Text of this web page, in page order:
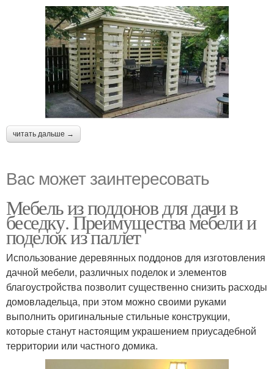
читать дальше →
Вас может заинтересовать
Мебель из поддонов для дачи в
беседку. Преимущества мебели и
поделок из паллет
Использование деревянных поддонов для изготовления
дачной мебели, различных поделок и элементов
благоустройства позволит существенно снизить расходы
домовладельца, при этом можно своими руками
выполнить оригинальные стильные конструкции,
которые станут настоящим украшением приусадебной
территории или частного домика.